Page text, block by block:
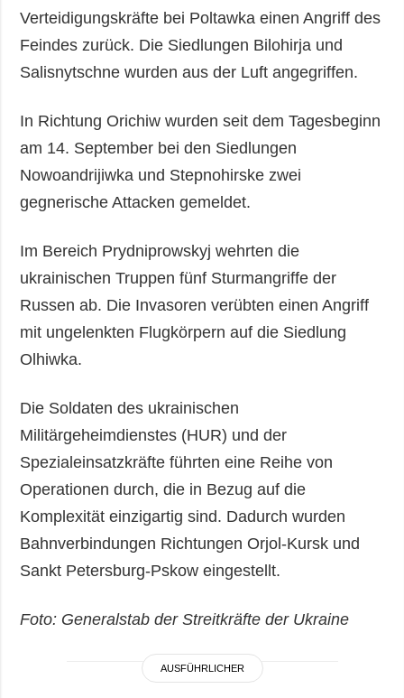
Verteidigungskräfte bei Poltawka einen Angriff des
Feindes zurück. Die Siedlungen Bilohirja und
Salisnytschne wurden aus der Luft angegriffen.
In Richtung Orichiw wurden seit dem Tagesbeginn
am 14. September bei den Siedlungen
Nowoandrijiwka und Stepnohirske zwei
gegnerische Attacken gemeldet.
Im Bereich Prydniprowskyj wehrten die
ukrainischen Truppen fünf Sturmangriffe der
Russen ab. Die Invasoren verübten einen Angriff
mit ungelenkten Flugkörpern auf die Siedlung
Olhiwka.
Die Soldaten des ukrainischen
Militärgeheimdienstes (HUR) und der
Spezialeinsatzkräfte führten eine Reihe von
Operationen durch, die in Bezug auf die
Komplexität einzigartig sind. Dadurch wurden
Bahnverbindungen Richtungen Orjol-Kursk und
Sankt Petersburg-Pskow eingestellt.
Foto: Generalstab der Streitkräfte der Ukraine
AUSFÜHRLICHER